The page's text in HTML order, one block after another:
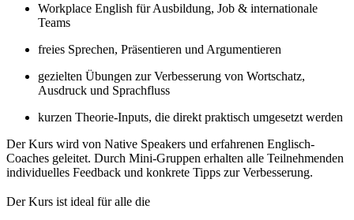
Workplace English für Ausbildung, Job & internationale
Teams
freies Sprechen, Präsentieren und Argumentieren
gezielten Übungen zur Verbesserung von Wortschatz,
Ausdruck und Sprachfluss
kurzen Theorie-Inputs, die direkt praktisch umgesetzt werden
Der Kurs wird von Native Speakers und erfahrenen Englisch-
Coaches geleitet. Durch Mini-Gruppen erhalten alle Teilnehmenden
individuelles Feedback und konkrete Tipps zur Verbesserung.
Der Kurs ist ideal für alle die